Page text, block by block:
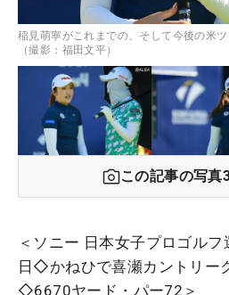
稲見萌寧がこれまでの、そして今後の米
（撮影：福田文平）
この記事の写真
＜ソニー 日本女子プロゴル
日◇かねひで喜瀬カントリー
◇6670ヤード・パー72＞